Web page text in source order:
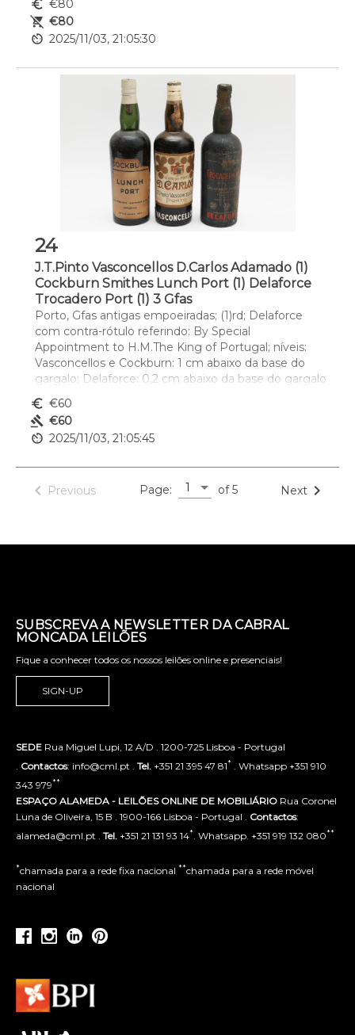
euro_symbol €80
remove_shopping_cart €80
av_timer 2025/11/03, 21:05:30
24
J.T.Pinto Vasconcellos D.Carlos Adamado (1)
Cockburn Smithes Lunch Port (1) Delaforce
Trocadero Port (1) 3 Gfas
Porto, Gfas antigas empoeiradas; (1)rd; Delaforce
com contra-rótulo referindo: By Special
Appointment to H.M.The King of Portugal; níveis:
Vasconcellos e Cockburn: 1 cm abaixo da base do
gargalo; Delaforce: 0,2 cm abaixo da base do gargalo
euro_symbol €60
gavel €60
av_timer 2025/11/03, 21:05:45
navigate_before Previous Page: 1 of 5 Next navigate_next
SUBSCREVA A NEWSLETTER DA CABRAL
MONCADA LEILÕES
Fique a conhecer todos os nossos leilões online e presenciais!
SIGN-UP
SEDE Rua Miguel Lupi, 12 A/D . 1200-725 Lisboa - Portugal
Contactos: info@cml.pt . Tel. +351 21 395 47 81* . Whatsapp +351 910
343 979**
ESPAÇO ALAMEDA - LEILÕES ONLINE DE MOBILIÁRIO Rua Coronel
Luna de Oliveira, 15 B . 1900-166 Lisboa - Portugal . Contactos:
alameda@cml.pt . Tel. +351 21 131 93 14* . Whatsapp. +351 919 132 080**
*chamada para a rede fixa nacional **chamada para a rede móvel
nacional